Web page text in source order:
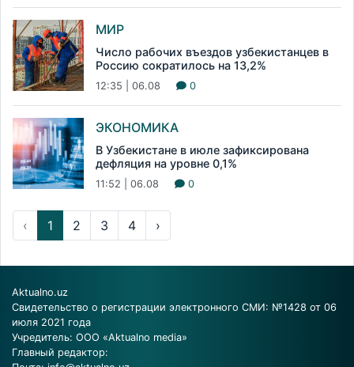
МИР
Число рабочих въездов узбекистанцев в
Россию сократилось на 13,2%
12:35 | 06.08 0
ЭКОНОМИКА
В Узбекистане в июле зафиксирована
дефляция на уровне 0,1%
11:52 | 06.08 0
‹ 1 2 3 4 ›
Aktualno.uz
Свидетельство о регистрации электронного СМИ: №1428 от 06
июля 2021 года
Учредитель: ООО «Aktualno media»
Главный редактор: